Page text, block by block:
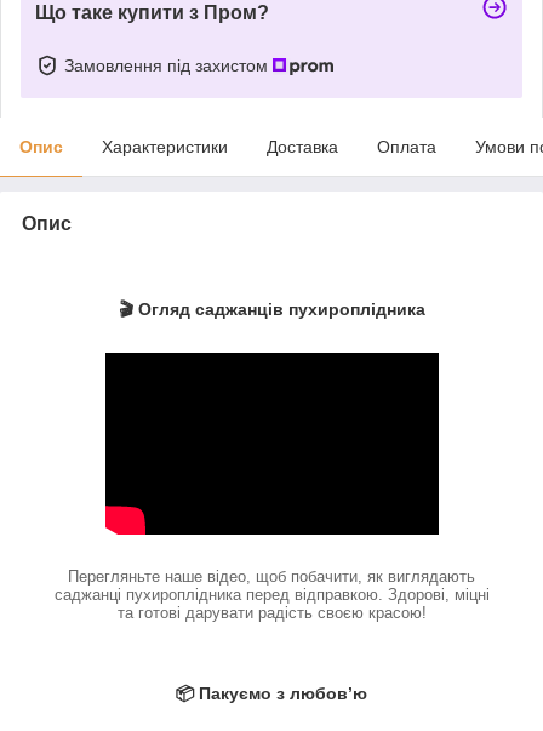
Що таке купити з Пром?
Замовлення під захистом
Опис Характеристики Доставка Оплата Умови
Опис
🎬 Огляд саджанців пухироплідника
Перегляньте наше відео, щоб побачити, як виглядають
саджанці пухироплідника перед відправкою. Здорові, міцні
та готові дарувати радість своєю красою!
📦 Пакуємо з любов’ю